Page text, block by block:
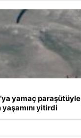
yamaç
yitirdi